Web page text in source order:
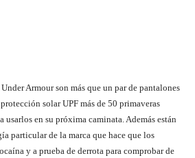
Armour son más que un par de pantalones
solar UPF más de 50 primaveras
usarlos en su próxima caminata. Además están
particular de la marca que hace que los
y a prueba de derrota para comprobar de